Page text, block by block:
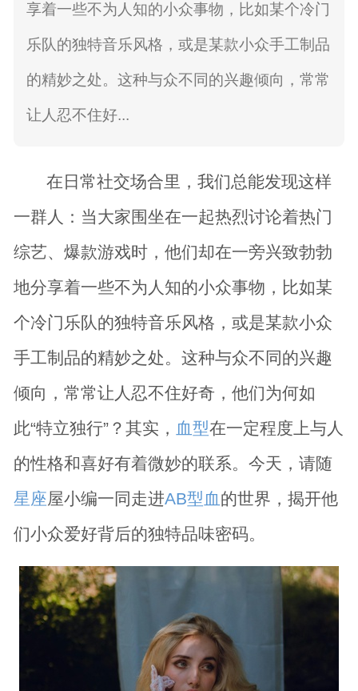
享着一些不为人知的小众事物，比如某个冷门
乐队的独特音乐风格，或是某款小众手工制品
的精妙之处。这种与众不同的兴趣倾向，常常
让人忍不住好...
在日常社交场合里，我们总能发现这样
一群人：当大家围坐在一起热烈讨论着热门
综艺、爆款游戏时，他们却在一旁兴致勃勃
地分享着一些不为人知的小众事物，比如某
个冷门乐队的独特音乐风格，或是某款小众
手工制品的精妙之处。这种与众不同的兴趣
倾向，常常让人忍不住好奇，他们为何如
此“特立独行”？其实， 血型在一定程度上与人
的性格和喜好有着微妙的联系。今天，请随
星座屋小编一同走进AB型血 的世界，揭开他
们小众爱好背后的独特品味密码。